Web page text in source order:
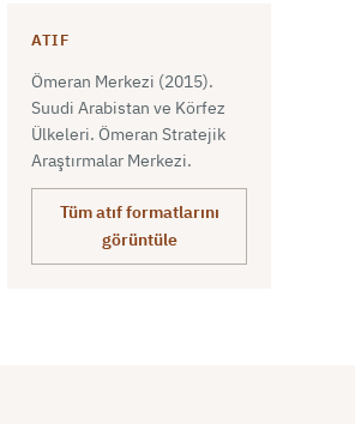
ATIF
Ömeran Merkezi (2015).
Suudi Arabistan ve Körfez
Ülkeleri. Ömeran Stratejik
Araştırmalar Merkezi.
Tüm atıf formatlarını
görüntüle